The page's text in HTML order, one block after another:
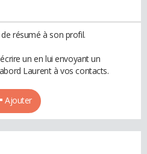
résumé à son profil.
un en lui envoyant un
Laurent à vos contacts.
Ajouter